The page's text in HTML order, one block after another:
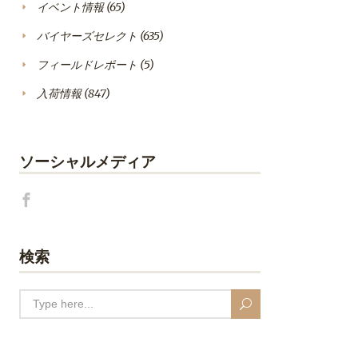
イベント情報(65)
バイヤーズセレクト (635)
フィールドレポート (5)
入荷情報(847)
ソーシャルメディア
検索